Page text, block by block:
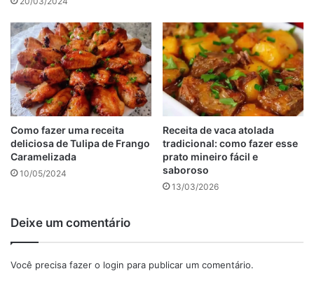
1 colher de chá de sal
1 cebola
5 dentes de alho
2 tomates
1 pimentão
Cominho a gosto
Meio maço de cebolinha
Meio maço de coentro
Como fazer uma receita
deliciosa de Tulipa de Frango
Caramelizada
10/05/2024
Receita de vaca atolada
tradicional: como fazer esse
prato mineiro fácil e
saboroso
13/03/2026
Deixe um comentário
Você precisa fazer o login para publicar um comentário.